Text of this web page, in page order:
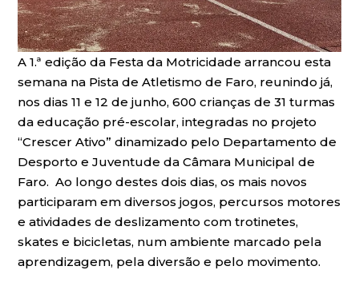
A 1.ª edição da Festa da Motricidade arrancou esta
semana na Pista de Atletismo de Faro, reunindo já,
nos dias 11 e 12 de junho, 600 crianças de 31 turmas
da educação pré-escolar, integradas no projeto
“Crescer Ativo” dinamizado pelo Departamento de
Desporto e Juventude da Câmara Municipal de
Faro. Ao longo destes dois dias, os mais novos
participaram em diversos jogos, percursos motores
e atividades de deslizamento com trotinetes,
skates e bicicletas, num ambiente marcado pela
aprendizagem, pela diversão e pelo movimento.